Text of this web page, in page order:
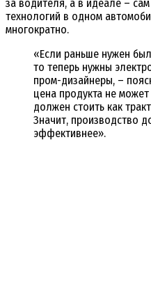
за водителя, а в идеале –
технологий в одном
многократно.
«Если раньше нужен
то теперь нужны
пром-дизайнеры, –
цена продукта не
должен стоить как
Значит, производство
эффективнее».